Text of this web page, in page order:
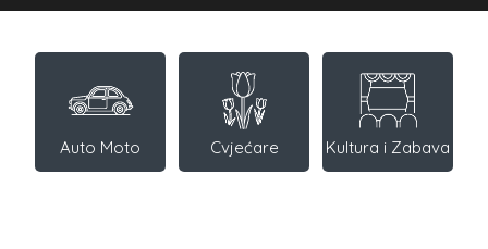
Auto Moto Cvjećare Kultura i Zabava